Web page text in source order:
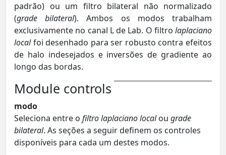
padrão) ou um filtro bilateral não normalizado
(grade bilateral). Ambos os modos trabalham
exclusivamente no canal L de Lab. O filtro laplaciano
localfoi desenhado para ser robusto contra efeitos
de halo indesejados e inversões de gradiente ao
longo das bordas.
Module controls
modo
Seleciona entre o filtro laplaciano localou grade
bilateral. As seções a seguir definem os controles
disponíveis para cada um destes modos.